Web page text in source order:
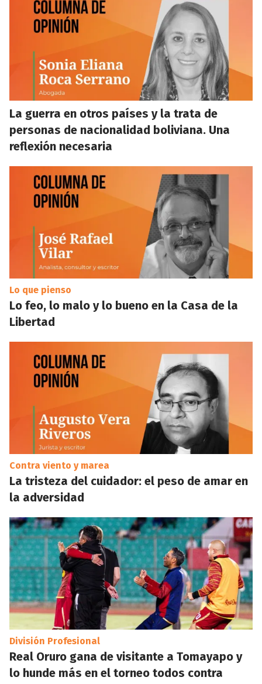
La guerra en otros países y la trata de
personas de nacionalidad boliviana. Una
reflexión necesaria
Lo que pienso
Lo feo, lo malo y lo bueno en la Casa de la
Libertad
Contra viento y marea
La tristeza del cuidador: el peso de amar en
la adversidad
División Profesional
Real Oruro gana de visitante a Tomayapo y
lo hunde más en el torneo todos contra